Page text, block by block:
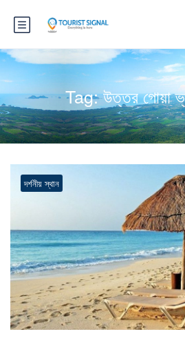
Tag:উত্তর গোয়া
দর্শনীয় স্থান